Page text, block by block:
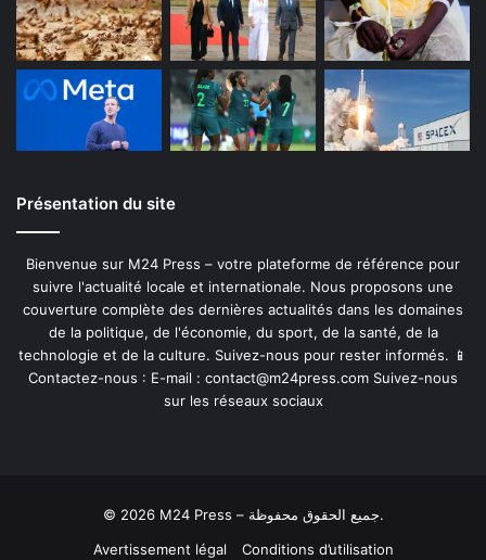
Présentation du site
Bienvenue sur M24 Press – votre plateforme de référence pour
suivre l'actualité locale et internationale. Nous proposons une
couverture complète des dernières actualités dans les domaines
de la politique, de l'économie, du sport, de la santé, de la
technologie et de la culture. Suivez-nous pour rester informés. 📱
Contactez-nous : E-mail : contact@m24press.com Suivez-nous
sur les réseaux sociaux
© 2026 M24 Press – جميع الحقوق محفوظة.
Avertissement légal
Conditions d’utilisation